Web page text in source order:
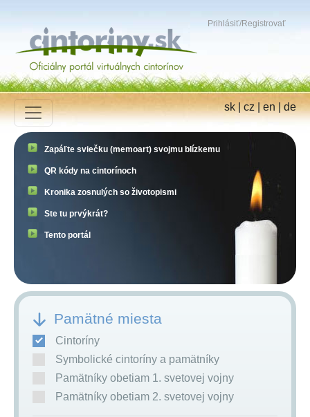
Prihlásiť/Registrovať
sk|cz|en|de
Zapáľte sviečku (memoart) svojmu blízkemu
QR kódy na cintorínoch
Kronika zosnulých so životopismi
Ste tu prvýkrát?
Tento portál
Pamätné miesta
Cintoríny
Symbolické cintoríny a pamätníky
Pamätníky obetiam 1. svetovej vojny
Pamätníky obetiam 2. svetovej vojny